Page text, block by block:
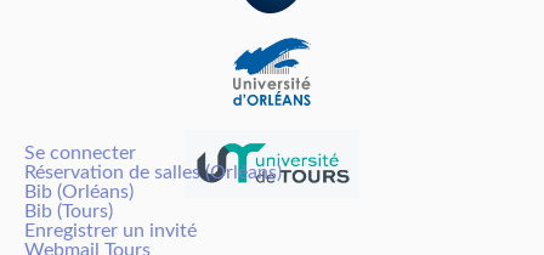
Se connecter
Réservation de salles (Orléans)
Bib (Orléans)
Bib (Tours)
Enregistrer un invité
Webmail Tours